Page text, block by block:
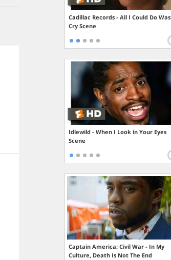
Cadillac Records - All I Could Do Was
Cry Scene
Idlewild - When I Look in Your Eyes
Scene
Captain America: Civil War - In My
Culture, Death Is Not The End